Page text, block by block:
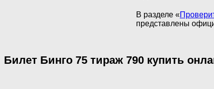
В разделе «
представлены
Билет Бинго 75 тираж 790 купить